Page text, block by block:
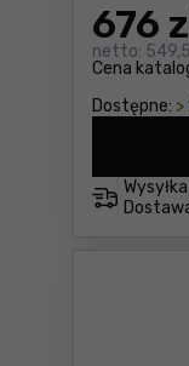
Cena
676
netto:
Dostępne: